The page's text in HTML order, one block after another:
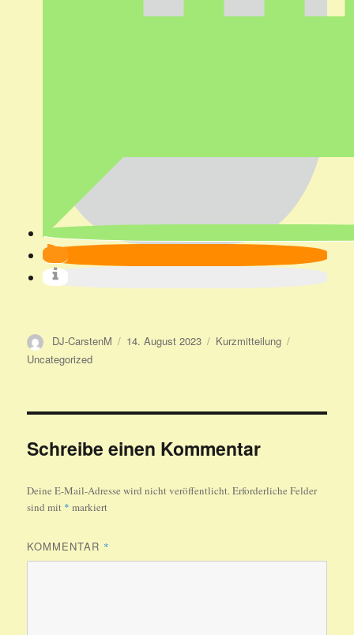
Autor
DJ-CarstenM
Veröffentlicht
14. August 2023 Format
Kurzmitteilung
Uncategorized
Schreibe einen Kommentar
Deine E-Mail-Adresse wird nicht veröffentlicht. Erforderliche Felder
sind mit * markiert
KOMMENTAR *